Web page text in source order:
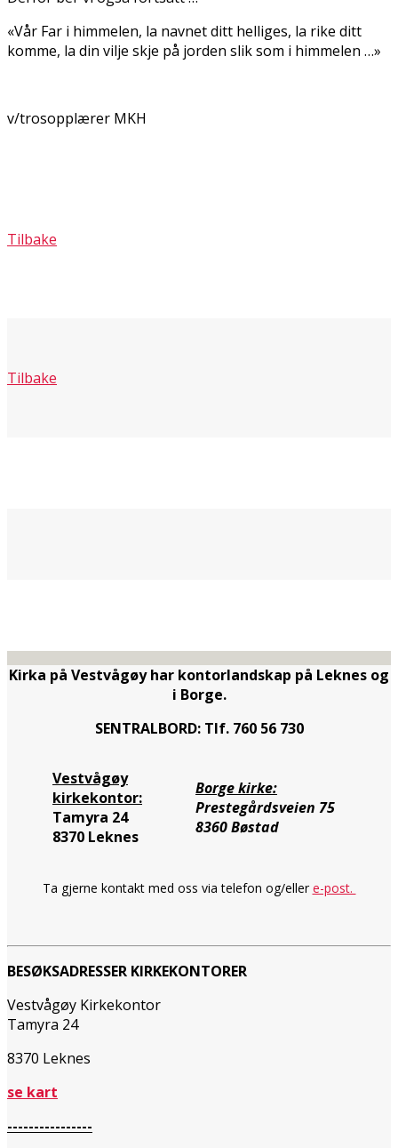
«Vår Far i himmelen, la navnet ditt helliges, la rike ditt
komme, la din vilje skje på jorden slik som i himmelen …»
v/trosopplærer MKH
Tilbake
Tilbake
Kirka på Vestvågøy har kontorlandskap på Leknes og
i Borge.
SENTRALBORD: Tlf. 760 56 730
Vestvågøy
kirkekontor:
Tamyra 24
8370 Leknes
Borge kirke:
Prestegårdsveien 75
8360 Bøstad
Ta gjerne kontakt med oss via telefon og/ellere-post.
BESØKSADRESSER KIRKEKONTORER
Vestvågøy Kirkekontor
Tamyra 24
8370 Leknes
se kart
----------------